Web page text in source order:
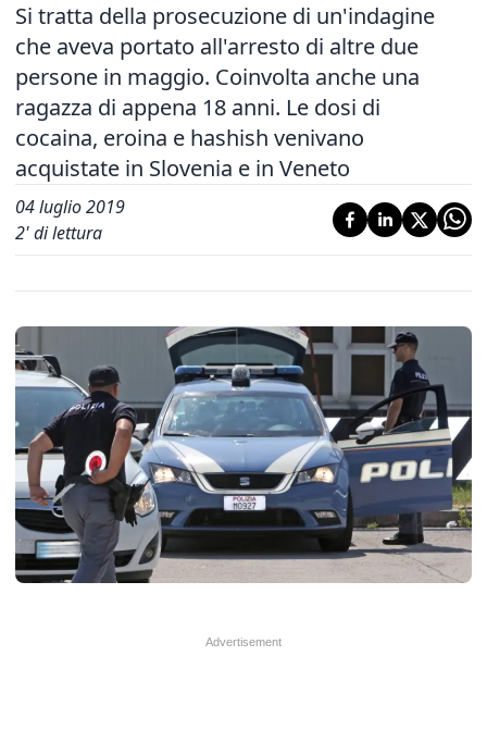
Si tratta della prosecuzione di un'indagine
che aveva portato all'arresto di altre due
persone in maggio. Coinvolta anche una
ragazza di appena 18 anni. Le dosi di
cocaina, eroina e hashish venivano
acquistate in Slovenia e in Veneto
04 luglio 2019
2' di lettura